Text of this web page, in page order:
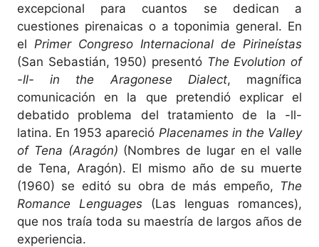
excepcional para cuantos se dedican a
cuestiones pirenaicas o a toponimia general. En
el Primer Congreso Internacional de Pirineístas
(San Sebastián, 1950) presentó The Evolution of
-ll- in the Aragonese Dialect, magnífica
comunicación en la que pretendió explicar el
debatido problema del tratamiento de la -ll-
latina. En 1953 apareció Placenames in the Valley
of Tena (Aragón) (Nombres de lugar en el valle
de Tena, Aragón). El mismo año de su muerte
(1960) se editó su obra de más empeño, The
Romance Lenguages (Las lenguas romances),
que nos traía toda su maestría de largos años de
experiencia.